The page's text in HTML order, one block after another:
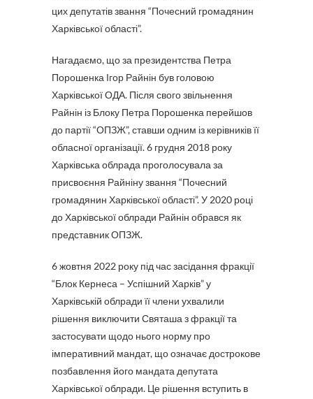
цих депутатів звання “Почесний громадянин
Харківської області”.
Нагадаємо, що за президентства Петра
Порошенка Ігор Райнін був головою
Харківської ОДА. Після свого звільнення
Райнін із Блоку Петра Порошенка перейшов
до партії “ОПЗЖ”, ставши одним із керівників її
обласної організації. 6 грудня 2018 року
Харківська облрада проголосувала за
присвоєння Райніну звання “Почесний
громадянин Харківської області”. У 2020 році
до Харківської облради Райнін обрався як
представник ОПЗЖ.
6 жовтня 2022 року під час засідання фракції
“Блок Кернеса – Успішний Харків” у
Харківській облради її члени ухвалили
рішення виключити Святаша з фракції та
застосувати щодо нього норму про
імперативний мандат, що означає дострокове
позбавлення його мандата депутата
Харківської облради. Це рішення вступить в